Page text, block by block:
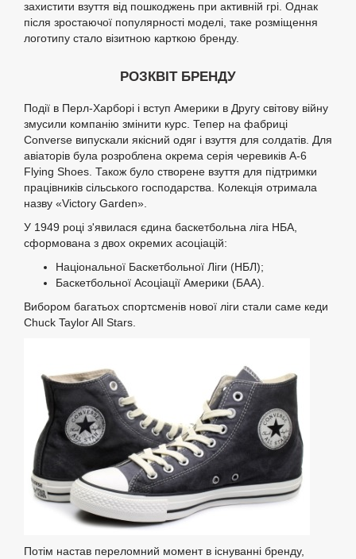
захистити взуття від пошкоджень при активній грі. Однак
після зростаючої популярності моделі, таке розміщення
логотипу стало візитною карткою бренду.
РОЗКВІТ БРЕНДУ
Події в Перл-Харборі і вступ Америки в Другу світову війну
змусили компанію змінити курс. Тепер на фабриці
Converse випускали якісний одяг і взуття для солдатів. Для
авіаторів була розроблена окрема серія черевиків A-6
Flying Shoes. Також було створене взуття для підтримки
працівників сільського господарства. Колекція отримала
назву «Victory Garden».
У 1949 році з'явилася єдина баскетбольна ліга НБА,
сформована з двох окремих асоціацій:
Національної Баскетбольної Ліги (НБЛ);
Баскетбольної Асоціації Америки (БАА).
Вибором багатьох спортсменів нової ліги стали саме кеди
Chuck Taylor All Stars.
Потім настав переломний момент в існуванні бренду,